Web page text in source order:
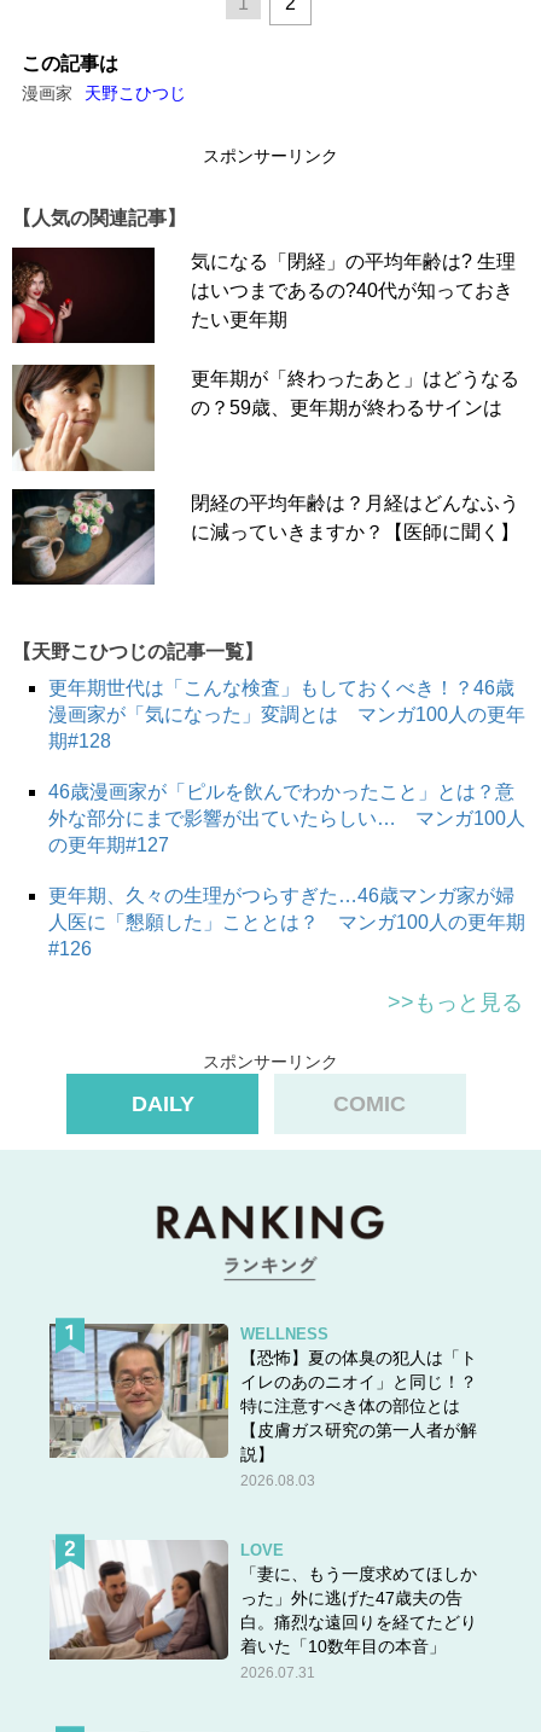
この記事は
漫画家 天野こひつじ
スポンサーリンク
【人気の関連記事】
気になる「閉経」の平均年齢は? 生理
はいつまであるの?40代が知っておき
たい更年期
更年期が「終わったあと」はどうなる
の？59歳、更年期が終わるサインは
閉経の平均年齢は？月経はどんなふう
に減っていきますか？【医師に聞く】
【天野こひつじの記事一覧】
更年期世代は「こんな検査」もしておくべき！？46歳
漫画家が「気になった」変調とは マンガ100人の更年
期#128
46歳漫画家が「ピルを飲んでわかったこと」とは？意
外な部分にまで影響が出ていたらしい… マンガ100人
の更年期#127
更年期、久々の生理がつらすぎた…46歳マンガ家が婦
人医に「懇願した」こととは？ マンガ100人の更年期
#126
>>もっと見る
スポンサーリンク
DAILY COMIC
WELLNESS
【恐怖】夏の体臭の犯人は「ト
イレのあのニオイ」と同じ！？
特に注意すべき体の部位とは
【皮膚ガス研究の第一人者が解
説】
2026.08.03
LOVE
「妻に、もう一度求めてほしか
った」外に逃げた47歳夫の告
白。痛烈な遠回りを経てたどり
着いた「10数年目の本音」
2026.07.31